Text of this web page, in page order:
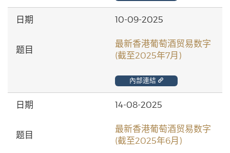
10-09-2025
最新香港葡萄酒贸易数字
(截至2025年7月)
內部連結
14-08-2025
最新香港葡萄酒贸易数字
(截至2025年6月)